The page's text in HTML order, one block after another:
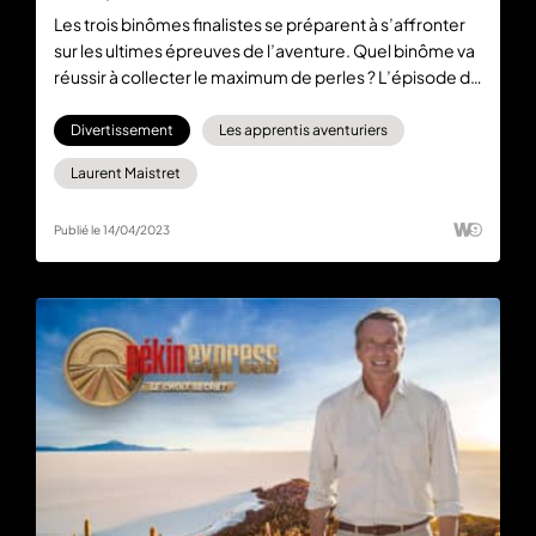
Les trois binômes finalistes se préparent à s’affronter
sur les ultimes épreuves de l’aventure. Quel binôme va
réussir à collecter le maximum de perles ? L’épisode du
replay sur 6play. Abonnez-vous à 6play max pour
découvrir en avant-première l’équipe qui aura pris
l’ascendant.
Divertissement Les apprentis aventuriers
Laurent Maistret
Publié le 14/04/2023